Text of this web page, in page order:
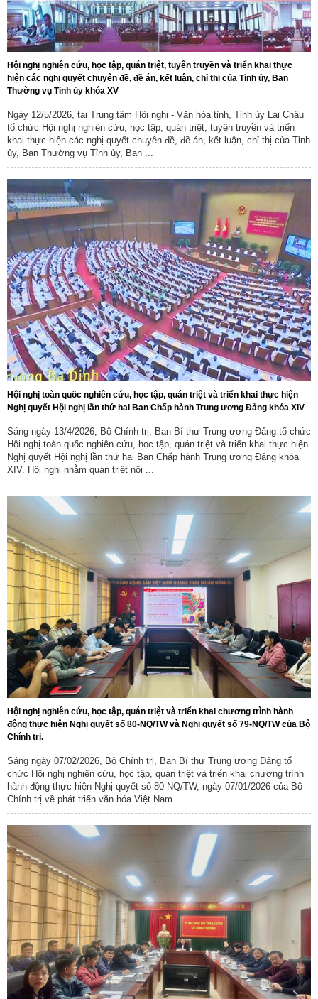
Hội nghị nghiên cứu, học tập, quán triệt, tuyên truyền và triển khai thực
hiện các nghị quyết chuyên đề, đề án, kết luận, chỉ thị của Tỉnh ủy, Ban
Thường vụ Tỉnh ủy khóa XV
Ngày 12/5/2026, tại Trung tâm Hội nghị - Văn hóa tỉnh, Tỉnh ủy Lai Châu
tổ chức Hội nghị nghiên cứu, học tập, quán triệt, tuyên truyền và triển
khai thực hiện các nghị quyết chuyên đề, đề án, kết luận, chỉ thị của Tỉnh
ủy, Ban Thường vụ Tỉnh ủy, Ban ...
Hội nghị toàn quốc nghiên cứu, học tập, quán triệt và triển khai thực hiện
Nghị quyết Hội nghị lần thứ hai Ban Chấp hành Trung ương Đảng khóa XIV
Sáng ngày 13/4/2026, Bộ Chính trị, Ban Bí thư Trung ương Đảng tổ chức
Hội nghị toàn quốc nghiên cứu, học tập, quán triệt và triển khai thực hiện
Nghị quyết Hội nghị lần thứ hai Ban Chấp hành Trung ương Đảng khóa
XIV. Hội nghị nhằm quán triệt nội ...
Hội nghị nghiên cứu, học tập, quán triệt và triển khai chương trình hành
động thực hiện Nghị quyết số 80-NQ/TW và Nghị quyết số 79-NQ/TW của Bộ
Chính trị.
Sáng ngày 07/02/2026, Bộ Chính trị, Ban Bí thư Trung ương Đảng tổ
chức Hội nghị nghiên cứu, học tập, quán triệt và triển khai chương trình
hành động thực hiện Nghị quyết số 80-NQ/TW, ngày 07/01/2026 của Bộ
Chính trị về phát triển văn hóa Việt Nam ...